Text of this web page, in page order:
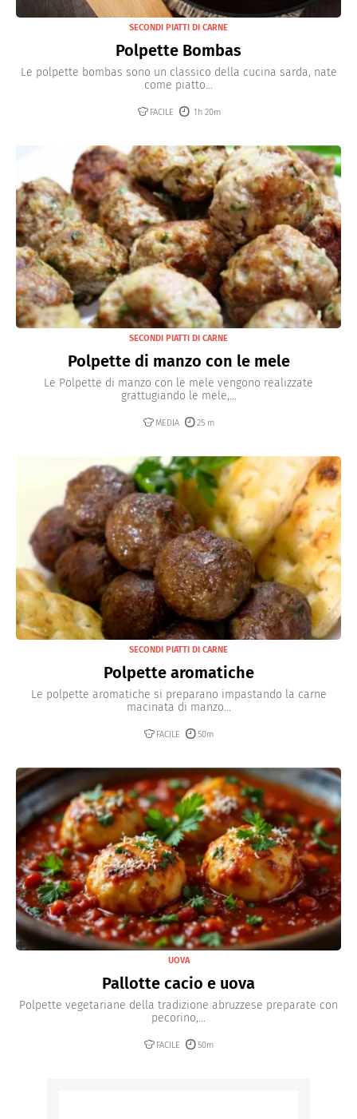
SECONDI PIATTI DI CARNE
Polpette Bombas
Le polpette bombas sono un classico della cucina sarda, nate
come piatto...
FACILE 1h 20m
SECONDI PIATTI DI CARNE
Polpette di manzo con le mele
Le Polpette di manzo con le mele vengono realizzate
grattugiando le mele,...
MEDIA 25 m
SECONDI PIATTI DI CARNE
Polpette aromatiche
Le polpette aromatiche si preparano impastando la carne
macinata di manzo...
FACILE 50m
UOVA
Pallotte cacio e uova
Polpette vegetariane della tradizione abruzzese preparate con
pecorino,...
FACILE 50m